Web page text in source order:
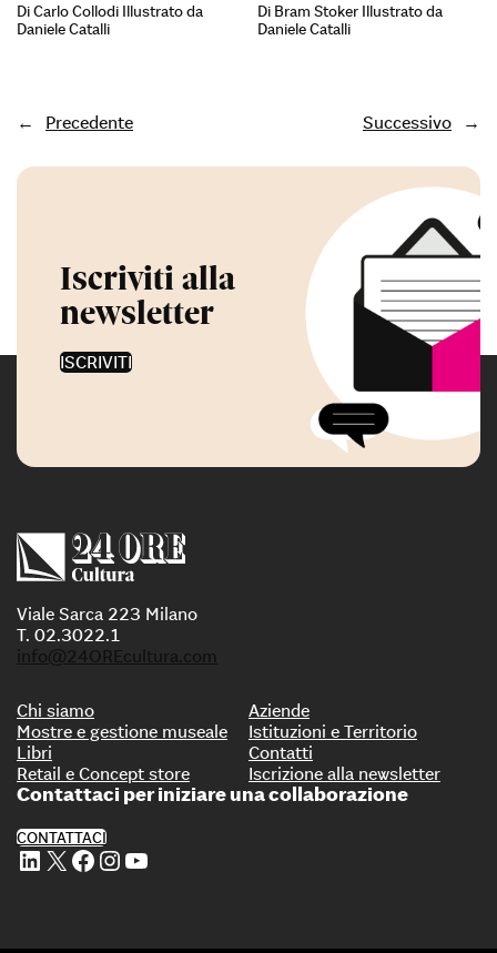
Di Carlo Collodi Illustrato da
Daniele Catalli
Di Bram Stoker Illustrato da
Daniele Catalli
← Precedente Successivo →
Iscriviti alla
newsletter
ISCRIVITI
Viale Sarca 223 Milano
T. 02.3022.1
info@24OREcultura.com
Chi siamo
Mostre e gestione museale
Libri
Retail e Concept store
Aziende
Istituzioni e Territorio
Contatti
Iscrizione alla newsletter
Contattaci per iniziare una collaborazione
CONTATTACI
Profilo Linkedin di 24 ORE Cultura Profilo X di 24 ORE Cultura Profilo Facebook di 24 ORE Cultura Profilo Instagram di 24 ORE Cultura Profilo Youtube di 24 ORE Cultura